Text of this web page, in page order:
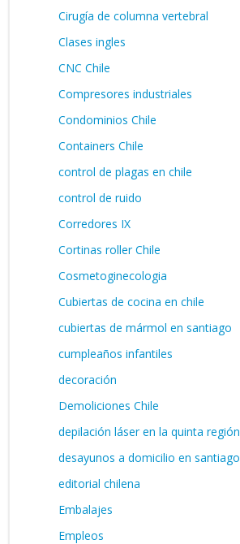
Cirugía de columna vertebral
Clases ingles
CNC Chile
Compresores industriales
Condominios Chile
Containers Chile
control de plagas en chile
control de ruido
Corredores IX
Cortinas roller Chile
Cosmetoginecologia
Cubiertas de cocina en chile
cubiertas de mármol en santiago
cumpleaños infantiles
decoración
Demoliciones Chile
depilación láser en la quinta región
desayunos a domicilio en santiago
editorial chilena
Embalajes
Empleos